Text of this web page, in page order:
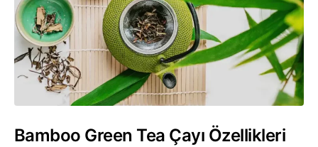
Bamboo Green Tea Çayı Özellikleri